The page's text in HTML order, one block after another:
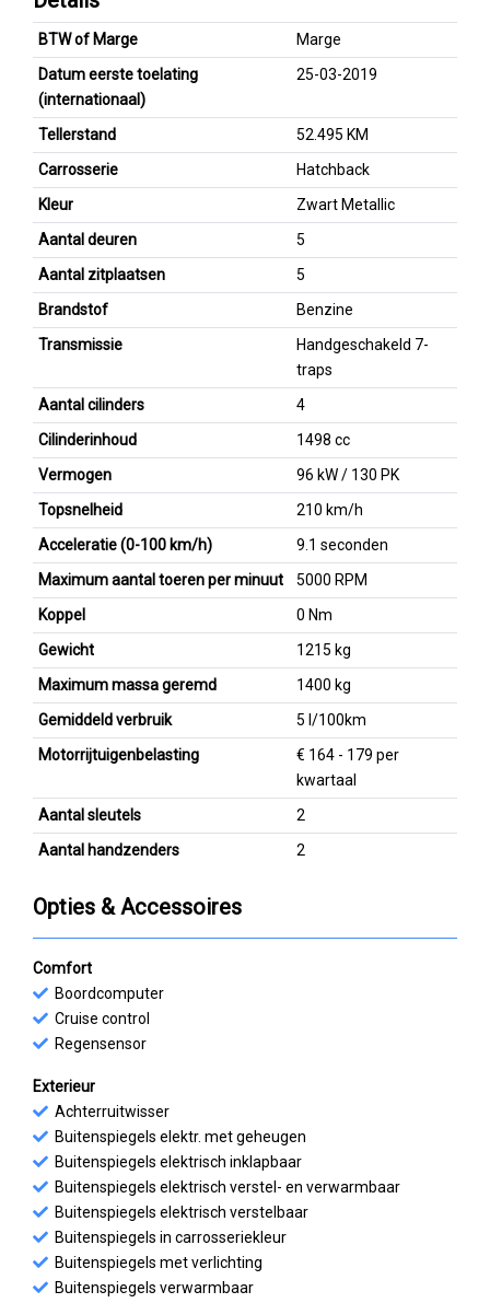
BTW of Marge
Marge
Datum eerste toelating
(internationaal)
25-03-2019
Tellerstand
52.495 KM
Carrosserie
Hatchback
Kleur
Zwart Metallic
Aantal deuren
5
Aantal zitplaatsen
5
Brandstof
Benzine
Transmissie
Handgeschakeld 7-
traps
Aantal cilinders
4
Cilinderinhoud
1498 cc
Vermogen
96 kW / 130 PK
Topsnelheid
210 km/h
Acceleratie (0-100 km/h)
9.1 seconden
Maximum aantal toeren per minuut
5000 RPM
Koppel
0 Nm
Gewicht
1215 kg
Maximum massa geremd
1400 kg
Gemiddeld verbruik
5 l/100km
Motorrijtuigenbelasting
€ 164 - 179 per
kwartaal
Aantal sleutels
2
Aantal handzenders
2
Opties & Accessoires
Comfort
Boordcomputer
Cruise control
Regensensor
Exterieur
Achterruitwisser
Buitenspiegels elektr. met geheugen
Buitenspiegels elektrisch inklapbaar
Buitenspiegels elektrisch verstel- en verwarmbaar
Buitenspiegels elektrisch verstelbaar
Buitenspiegels in carrosseriekleur
Buitenspiegels met verlichting
Buitenspiegels verwarmbaar